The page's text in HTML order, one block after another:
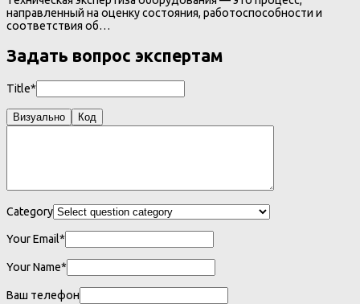
направленный на оценку состояния, работоспособности и
соответствия об…
Задать вопрос экспертам
Title*
Визуально Код
Category
Your Email*
Your Name*
Ваш телефон